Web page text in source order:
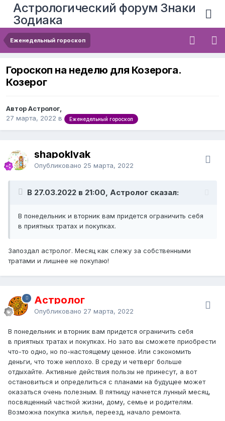
Астрологический форум Знаки
Зодиака
Еженедельный гороскоп
Гороскоп на неделю для Козерога.
Козерог
Автор Астролог,
27 марта, 2022 в Еженедельный гороскоп
shapoklyak
Опубликовано 25 марта, 2022
В 27.03.2022 в 21:00, Астролог сказал:
В понедельник и вторник вам придется ограничить себя
в приятных тратах и покупках.
Запоздал астролог. Месяц как слежу за собственными
тратами и лишнее не покупаю!
Астролог
Опубликовано 27 марта, 2022
В понедельник и вторник вам придется ограничить себя
в приятных тратах и покупках. Но зато вы сможете приобрести
что-то одно, но по-настоящему ценное. Или сэкономить
деньги, что тоже неплохо. В среду и четверг больше
отдыхайте. Активные действия пользы не принесут, а вот
остановиться и определиться с планами на будущее может
оказаться очень полезным. В пятницу начнется лунный месяц,
посвященный частной жизни, дому, семье и родителям.
Возможна покупка жилья, переезд, начало ремонта.